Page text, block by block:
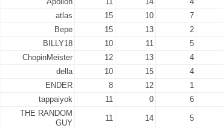
atlas
15 10 7
Bepe
15 13 2
BILLY18
10 11 5
ChopinMeister
12 13 4
della
10 15 4
ENDER
8 12 1
tappaiyok
11 0 6
THE RANDOM
GUY
11 14 5